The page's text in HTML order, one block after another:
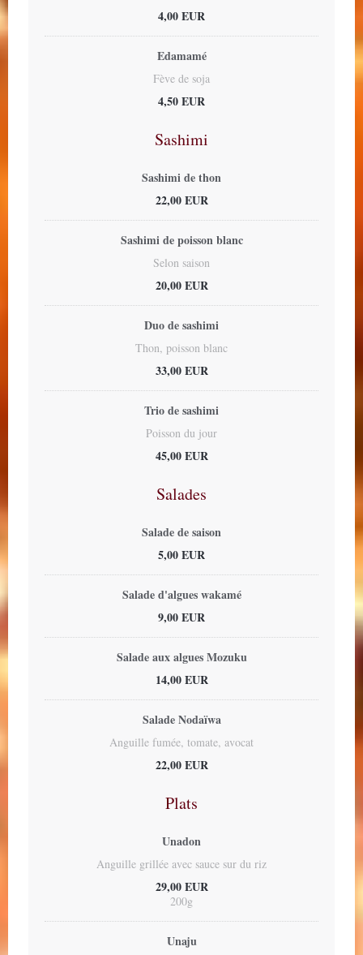
4,00 EUR
Edamamé
Fève de soja
4,50 EUR
Sashimi
Sashimi de thon
22,00 EUR
Sashimi de poisson blanc
Selon saison
20,00 EUR
Duo de sashimi
Thon, poisson blanc
33,00 EUR
Trio de sashimi
Poisson du jour
45,00 EUR
Salades
Salade de saison
5,00 EUR
Salade d'algues wakamé
9,00 EUR
Salade aux algues Mozuku
14,00 EUR
Salade Nodaïwa
Anguille fumée, tomate, avocat
22,00 EUR
Plats
Unadon
Anguille grillée avec sauce sur du riz
29,00 EUR
200g
Unaju